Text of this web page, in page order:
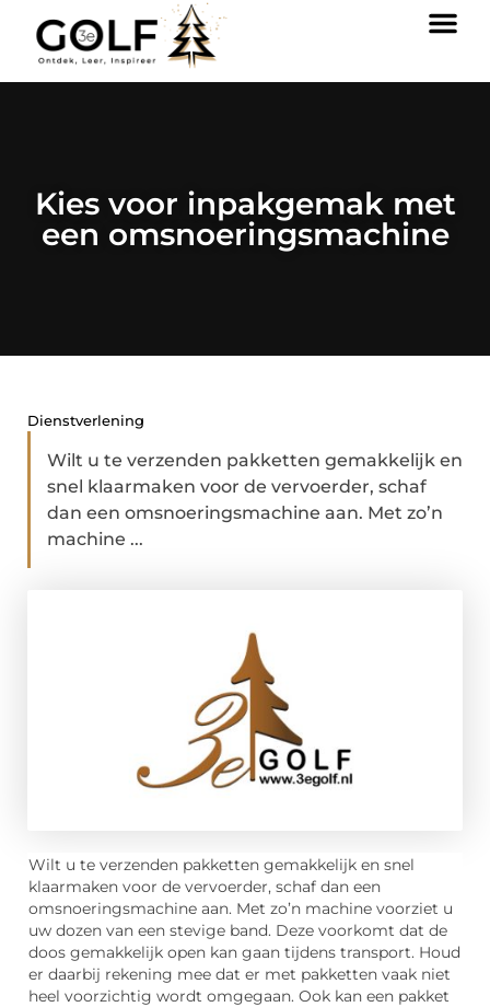
Kies voor inpakgemak met
een omsnoeringsmachine
Dienstverlening
Wilt u te verzenden pakketten gemakkelijk en
snel klaarmaken voor de vervoerder, schaf
dan een omsnoeringsmachine aan. Met zo’n
machine ...
Wilt u te verzenden pakketten gemakkelijk en snel
klaarmaken voor de vervoerder, schaf dan een
omsnoeringsmachine aan. Met zo’n machine voorziet u
uw dozen van een stevige band. Deze voorkomt dat de
doos gemakkelijk open kan gaan tijdens transport. Houd
er daarbij rekening mee dat er met pakketten vaak niet
heel voorzichtig wordt omgegaan. Ook kan een pakket